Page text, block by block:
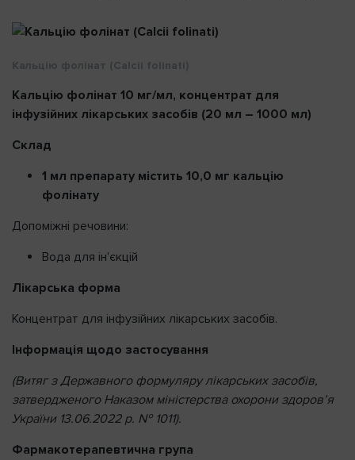
Кальцію фолінат (Calcii folinati)
Кальцію фолінат 10 мг/мл, концентрат для
інфузійних лікарських засобів (20 мл – 1000 мл)
Склад
1 мл препарату містить 10,0 мг кальцію
фолінату
Допоміжні речовини:
Вода для ін'єкцій
Лікарська форма
Концентрат для інфузійних лікарських засобів.
Інформація щодо застосування
(Витяг з Державного формуляру лікарських засобів,
затвердженого Наказом міністерства охорони здоров’я
України 13.06.2022 р. № 1011).
Фармакотерапевтична група